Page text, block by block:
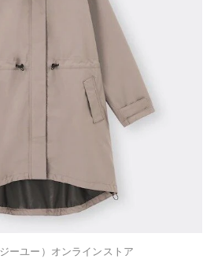
ーユー）オンラインストア